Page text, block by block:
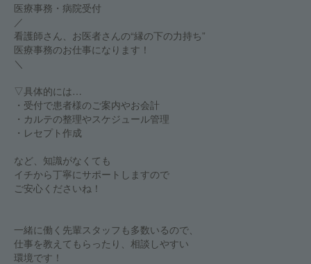
医療事務・病院受付
／
看護師さん、お医者さんの“縁の下の力持ち”
医療事務のお仕事になります！
＼
▽具体的には…
・受付で患者様のご案内やお会計
・カルテの整理やスケジュール管理
・レセプト作成
など、知識がなくても
イチから丁寧にサポートしますので
ご安心くださいね！
一緒に働く先輩スタッフも多数いるので、
仕事を教えてもらったり、相談しやすい
環境です！